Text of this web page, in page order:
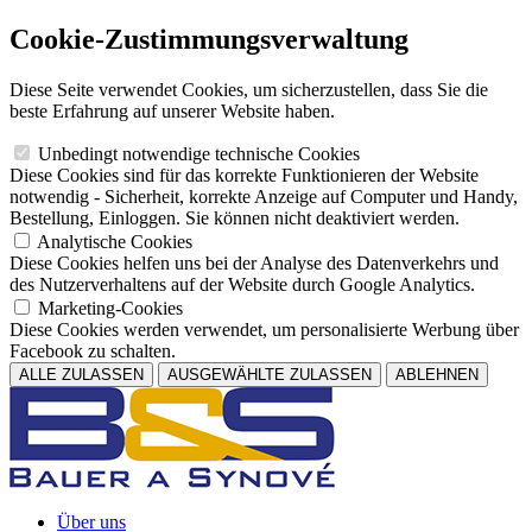
Cookie-Zustimmungsverwaltung
Diese Seite verwendet Cookies, um sicherzustellen, dass Sie die
beste Erfahrung auf unserer Website haben.
Unbedingt notwendige technische Cookies
Diese Cookies sind für das korrekte Funktionieren der Website
notwendig - Sicherheit, korrekte Anzeige auf Computer und Handy,
Bestellung, Einloggen. Sie können nicht deaktiviert werden.
Analytische Cookies
Diese Cookies helfen uns bei der Analyse des Datenverkehrs und
des Nutzerverhaltens auf der Website durch Google Analytics.
Marketing-Cookies
Diese Cookies werden verwendet, um personalisierte Werbung über
Facebook zu schalten.
ALLE ZULASSEN AUSGEWÄHLTE ZULASSEN ABLEHNEN
Über uns